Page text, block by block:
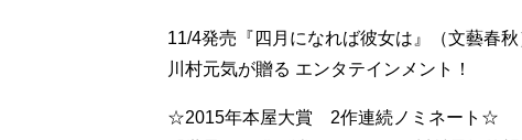
11/4発売『四月になれば彼女は』（文藝春秋
川村元気が贈る エンタテインメント！
☆2015年本屋大賞 2作連続ノミネート☆